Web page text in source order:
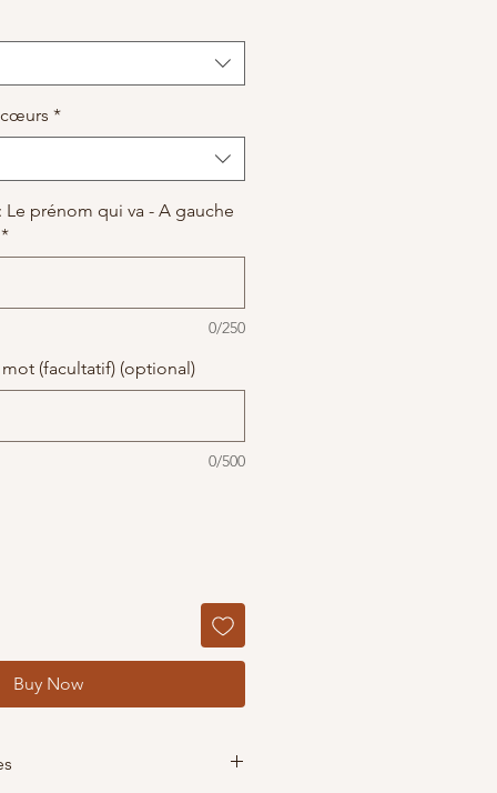
*
prénom qui va - A gauche
*
0/250
(facultatif) (optional)
0/500
Buy Now